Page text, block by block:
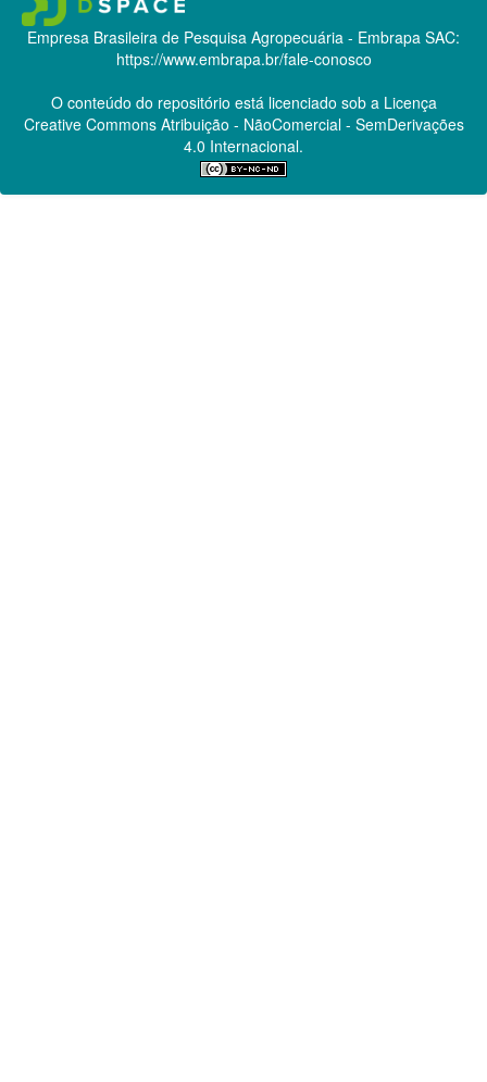
Empresa Brasileira de Pesquisa Agropecuária - Embrapa SAC:
https://www.embrapa.br/fale-conosco
O conteúdo do repositório está licenciado sob a Licença
Creative CommonsAtribuição - NãoComercial - SemDerivações
4.0 Internacional.